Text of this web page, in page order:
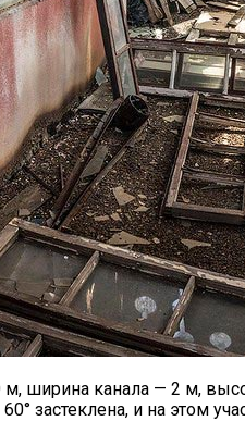
ширина канала — 2 м,
застеклена, и на этом